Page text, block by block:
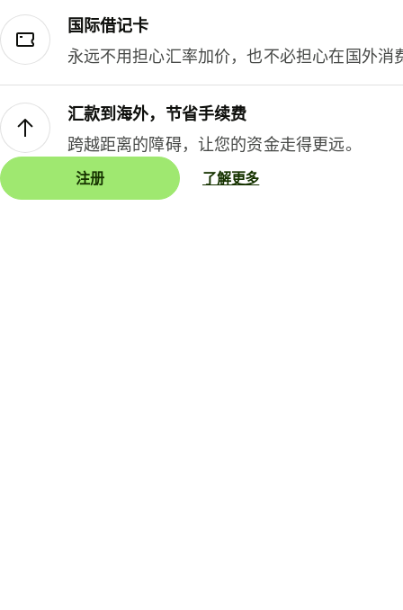
国际借记卡
永远不用担心汇率加价，也不必担心在国外消
汇款到海外，节省手续费
跨越距离的障碍，让您的资金走得更远。
注册 了解更多